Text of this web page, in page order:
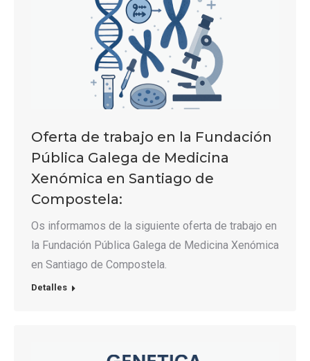
Oferta de trabajo en la Fundación
Pública Galega de Medicina
Xenómica en Santiago de
Compostela:
Os informamos de la siguiente oferta de trabajo en
la Fundación Pública Galega de Medicina Xenómica
en Santiago de Compostela.
Detalles